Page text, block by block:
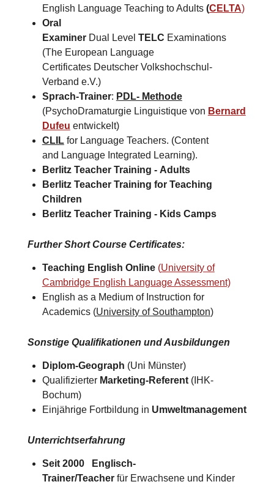
English Language Teaching to Adults (CELTA)
Oral
ExaminerDual Level TELC Examinations
(The European Language
Certificates Deutscher Volkshochschul-
Verband e.V.)
Sprach-Trainer: PDL- Methode
(PsychoDramaturgie Linguistique von Bernard
Dufeu entwickelt)
CLILfor Language Teachers. (Content
and Language Integrated Learning).
Berlitz Teacher Training - Adults
Berlitz Teacher Training for Teaching
Children
Berlitz Teacher Training - Kids Camps​
Further Short Course Certificates:
Teaching English Online(University of
Cambridge English Language Assessment)
English as a Medium of Instruction for
Academics (University of Southampton)​
Sonstige Qualifikationen und Ausbildungen
Diplom-Geograph (Uni Münster)
Qualifizierter Marketing-Referent(IHK-
Bochum)
Einjährige Fortbildung in Umweltmanagement
Unterrichtserfahrung
Seit 2000 Englisch-
Trainer/Teacherfür Erwachsene und Kinder